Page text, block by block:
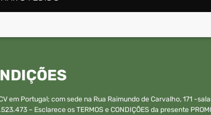
em Portugal; com sede na Rua Raimundo de Carvalho, 171 -
– Esclarece os TERMOS e CONDIÇÕES da presente